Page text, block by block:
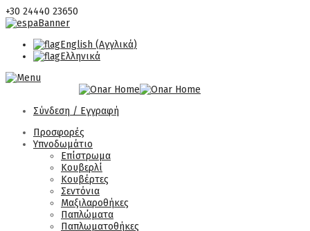
+30 24440 23650
English (Αγγλικά)
Ελληνικά
Σύνδεση / Εγγραφή
Προσφορές
Υπνοδωμάτιο
Επίστρωμα
Κουβερλί
Κουβέρτες
Σεντόνια
Μαξιλαροθήκες
Παπλώματα
Παπλωματοθήκες